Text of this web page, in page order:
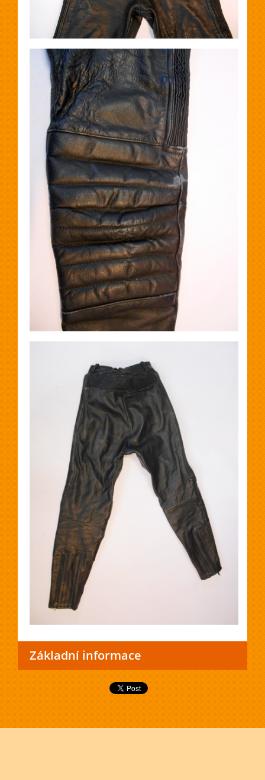
Základní informace